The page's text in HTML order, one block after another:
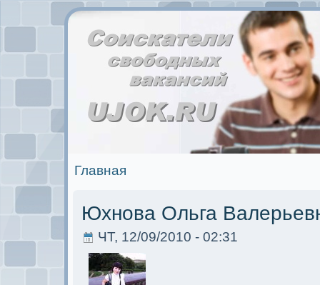
Главная
Юхнова Ольга
ЧТ, 12/09/2010 - 02:31